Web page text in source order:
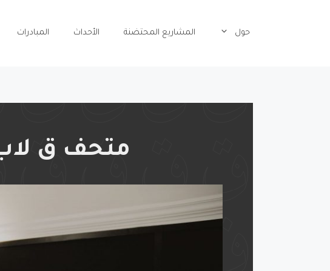
حول المشاريع المحتضنة الأحداث المبادرات
متحف ق لاب